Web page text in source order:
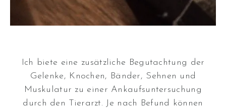
Ich biete eine zusätzliche Begutachtung der
Gelenke, Knochen, Bänder, Sehnen und
Muskulatur zu einer Ankaufsuntersuchung
durch den Tierarzt. Je nach Befund können